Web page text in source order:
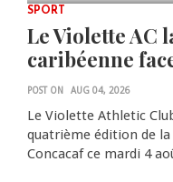
0 COMMENTS
SPORT
Le Violette AC
caribéenne
POST ON AUG 04, 2026
Le Violette Athletic
quatrième édition de la
Concacaf ce mardi 4